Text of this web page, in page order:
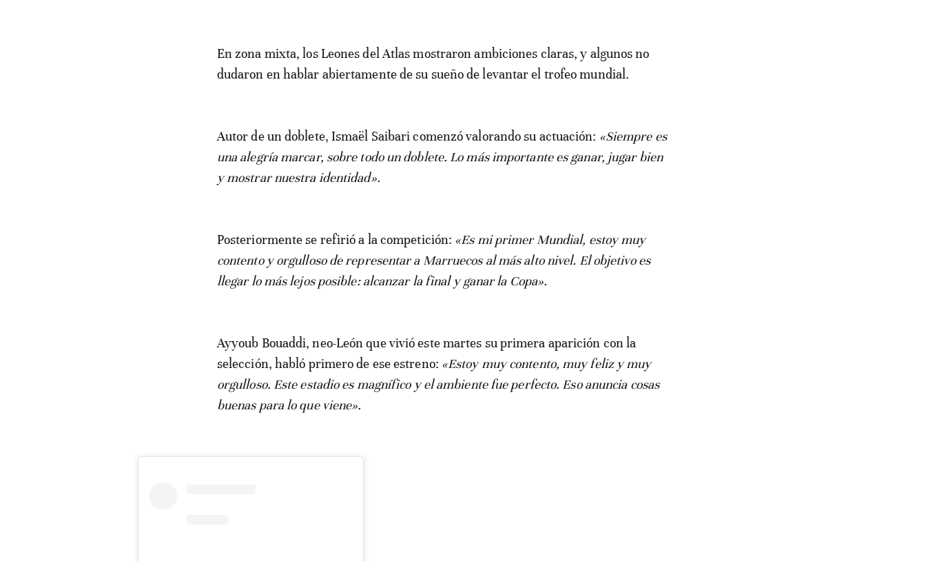
En zona mixta, los Leones del Atlas mostraron ambiciones claras, y algunos no
dudaron en hablar abiertamente de su sueño de levantar el trofeo mundial.
Autor de un doblete, Ismaël Saibari comenzó valorando su actuación: «Siempre es
una alegría marcar, sobre todo un doblete. Lo más importante es ganar, jugar bien
y mostrar nuestra identidad».
Posteriormente se refirió a la competición: «Es mi primer Mundial, estoy muy
contento y orgulloso de representar a Marruecos al más alto nivel. El objetivo es
llegar lo más lejos posible: alcanzar la final y ganar la Copa».
Ayyoub Bouaddi, neo-León que vivió este martes su primera aparición con la
selección, habló primero de ese estreno: «Estoy muy contento, muy feliz y muy
orgulloso. Este estadio es magnífico y el ambiente fue perfecto. Eso anuncia cosas
buenas para lo que viene».